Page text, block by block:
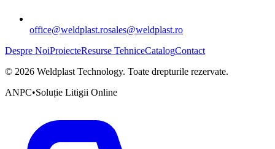
office@weldplast.rosales@weldplast.ro
Despre NoiProiecteResurse TehniceCatalogContact
© 2026 Weldplast Technology. Toate drepturile rezervate.
ANPC•Soluție Litigii Online